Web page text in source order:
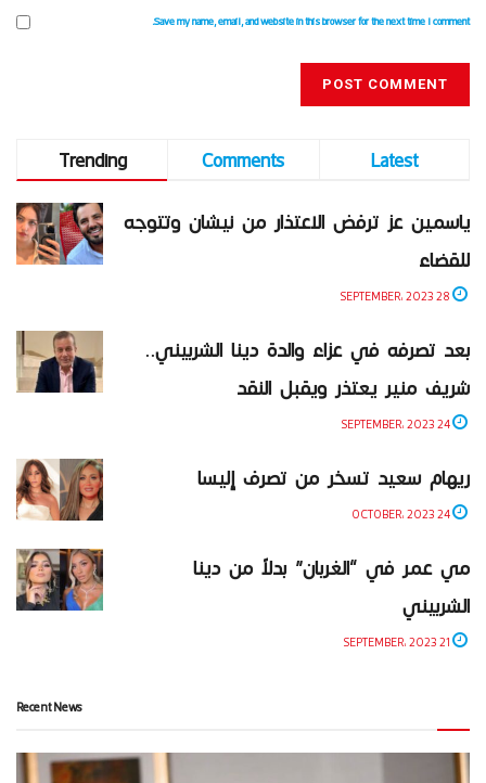
Save my name, email, and website in this browser for the next time I comment.
Trending Comments
Latest
ياسمين عز ترفض الاعتذار من نيشان وتتوجه
للقضاء
بعد تصرفه في عزاء والدة دينا الشربيني..
شريف منير يعتذر ويقبل النقد
ريهام سعيد تسخر من تصرف إليسا
مي عمر في “الغربان” بدلاً من دينا
الشربيني
Recent News